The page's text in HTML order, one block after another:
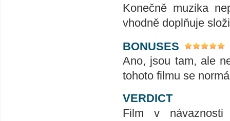
Konečně muzika
vhodně doplňuje
BONUSES
Ano, jsou tam, ale
tohoto filmu se
VERDICT
Film v